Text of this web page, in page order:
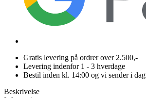
Gratis levering på ordrer over 2.500,-
Levering indenfor 1 - 3 hverdage
Bestil inden kl. 14:00 og vi sender i dag
Beskrivelse